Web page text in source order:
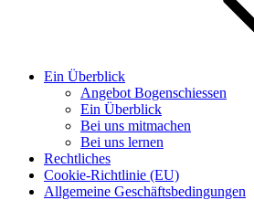
Ein Überblick
Angebot Bogenschiessen
Ein Überblick
Bei uns mitmachen
Bei uns lernen
Rechtliches
Cookie-Richtlinie (EU)
Allgemeine Geschäftsbedingungen